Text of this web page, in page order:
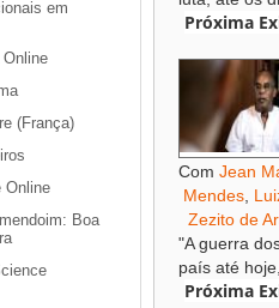
em
Online
(França)
Online
Boa
Próxima
Com Jean
Mendes
Zezito de
"A guerra
país até
Próxima